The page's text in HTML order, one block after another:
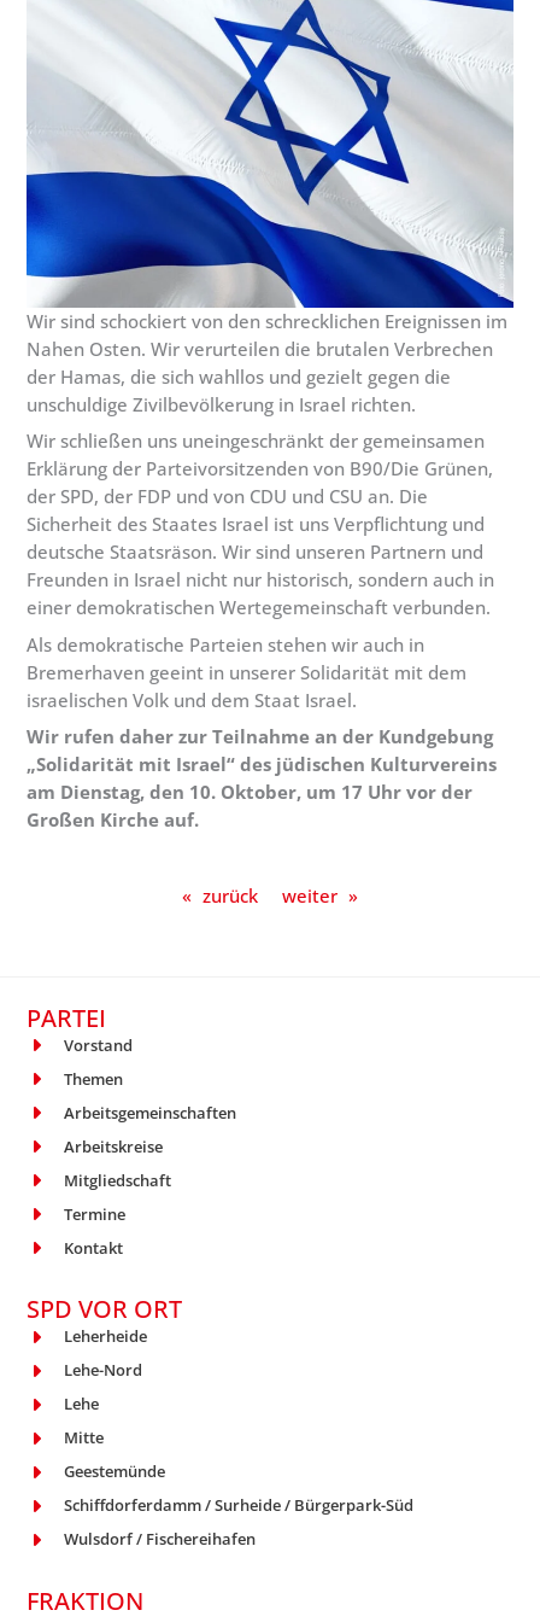
Wir sind schockiert von den schrecklichen Ereignissen im
Nahen Osten. Wir verurteilen die brutalen Verbrechen
der Hamas, die sich wahllos und gezielt gegen die
unschuldige Zivilbevölkerung in Israel richten.
Wir schließen uns uneingeschränkt der gemeinsamen
Erklärung der Parteivorsitzenden von B90/Die Grünen,
der SPD, der FDP und von CDU und CSU an. Die
Sicherheit des Staates Israel ist uns Verpflichtung und
deutsche Staatsräson. Wir sind unseren Partnern und
Freunden in Israel nicht nur historisch, sondern auch in
einer demokratischen Wertegemeinschaft verbunden.
Als demokratische Parteien stehen wir auch in
Bremerhaven geeint in unserer Solidarität mit dem
israelischen Volk und dem Staat Israel.
Wir rufen daher zur Teilnahme an der Kundgebung
„Solidarität mit Israel“ des jüdischen Kulturvereins
am Dienstag, den 10. Oktober, um 17 Uhr vor der
Großen Kirche auf.
« zurück weiter »
PARTEI
Vorstand
Themen
Arbeitsgemeinschaften
Arbeitskreise
Mitgliedschaft
Termine
Kontakt
SPD VOR ORT
Leherheide
Lehe-Nord
Lehe
Mitte
Geestemünde
Schiffdorferdamm / Surheide / Bürgerpark-Süd
Wulsdorf / Fischereihafen
FRAKTION